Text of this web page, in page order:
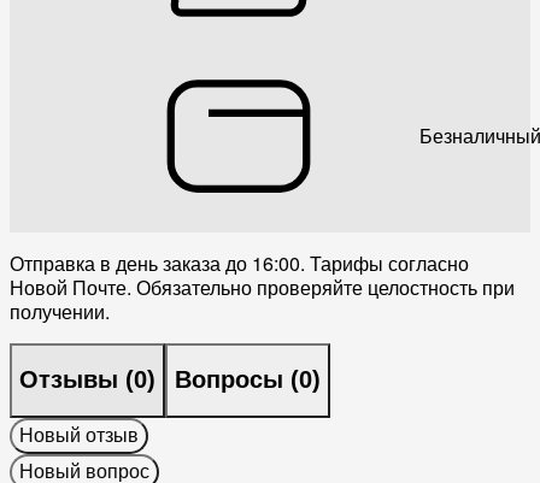
Отправка в день заказа до 16:00. Тарифы согласно
Новой Почте. Обязательно проверяйте целостность при
получении.
Отзывы (0) Вопросы (0)
Новый отзыв
Новый вопрос